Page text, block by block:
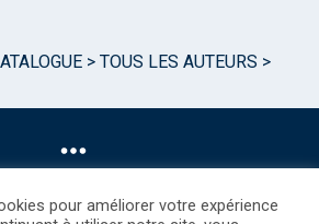
> TOUS LES AUTEURS >
pour améliorer votre expérience